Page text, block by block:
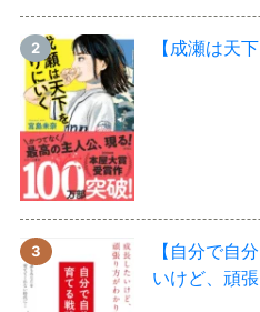
【成瀬は天
【自分で自
いけど、頑